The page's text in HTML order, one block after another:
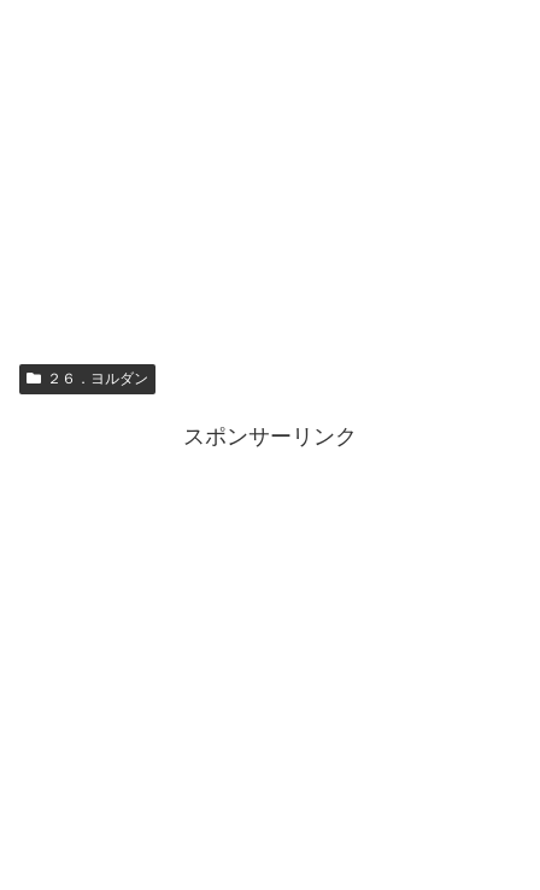
２６．ヨルダン
スポンサーリンク